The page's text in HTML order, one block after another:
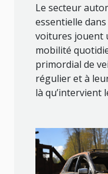
Le secteur
essentielle
voitures jouent
mobilité
primordial de
régulier et à
là qu’intervient